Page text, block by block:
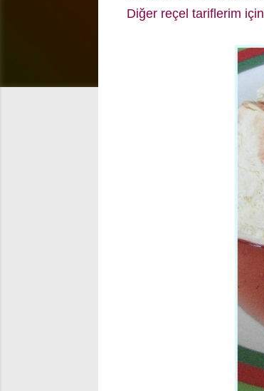
Diğer reçel tariflerim için